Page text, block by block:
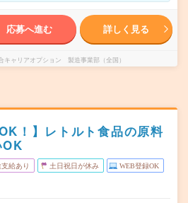
応募へ進む 詳しく見る
キャリアオプション 製造事業部（全国）
！】レトルト食品の原料
給あり 土日祝日が休み WEB登録OK